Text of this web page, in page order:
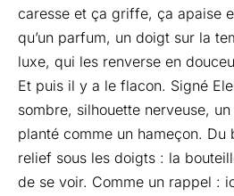
caresse et ça griffe, ça apaise
qu’un parfum, un doigt sur la
luxe, qui les renverse en
Et puis il y a le flacon. Signé
sombre, silhouette nerveuse,
planté comme un hameçon.
relief sous les doigts : la
de se voir. Comme un rappel :